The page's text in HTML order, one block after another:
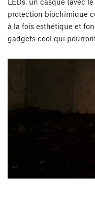
protection biochimique
à la fois esthétique et
gadgets cool qui